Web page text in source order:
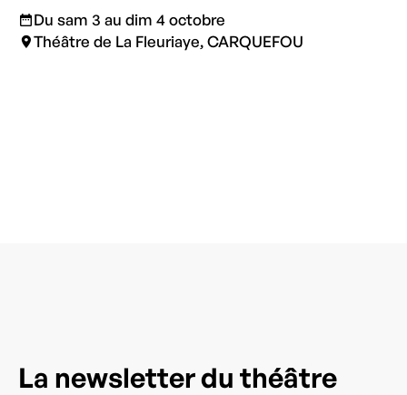
Du sam 3 au dim 4 octobre
Théâtre de La Fleuriaye, CARQUEFOU
La newsletter du théâtre